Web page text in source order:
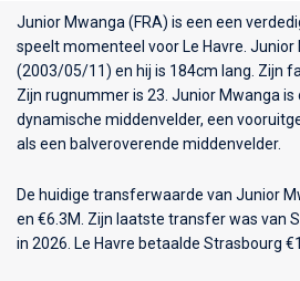
Junior Mwanga (FRA) is een een
speelt momenteel voor Le Havre .
(2003/05/11) en hij is 184cm lang. Zijn
Zijn rugnummer is 23. Junior Mwanga is
dynamische middenvelder, een
als een balveroverende middenvelder.
De huidige transferwaarde van Junior
en €6.3M. Zijn laatste transfer was van
in 2026. Le Havre betaalde Strasbourg